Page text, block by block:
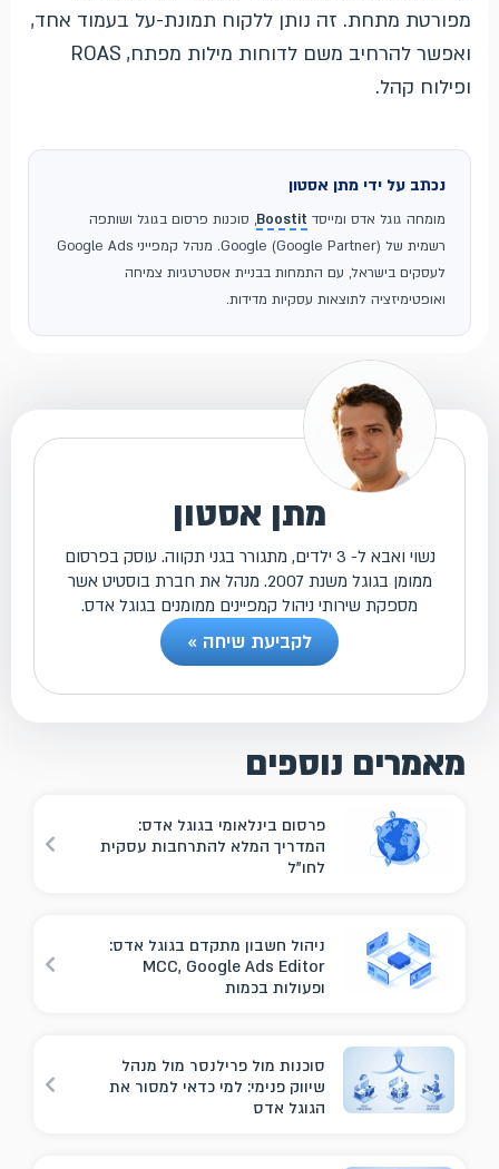
מפורטת מתחת. זה נותן ללקוח תמונת-על בעמוד אחד,
ואפשר להרחיב משם לדוחות מילות מפתח, ROAS
ופילוח קהל.
נכתב על ידי מתן אסטון
מומחה גוגל אדס ומייסד Boostit, סוכנות פרסום בגוגל ושותפה
רשמית של Google (Google Partner). מנהל קמפייני Google Ads
לעסקים בישראל, עם התמחות בבניית אסטרטגיות צמיחה
ואופטימיזציה לתוצאות עסקיות מדידות.
מתן אסטון
נשוי ואבא ל- 3 ילדים, מתגורר בגני תקווה. עוסק בפרסום
ממומן בגוגל משנת 2007. מנהל את חברת בוסטיט אשר
מספקת שירותי ניהול קמפיינים ממומנים בגוגל אדס.
לקביעת שיחה »
מאמרים נוספים
פרסום בינלאומי בגוגל אדס:
המדריך המלא להתרחבות עסקית
לחו"ל
ניהול חשבון מתקדם בגוגל אדס:
MCC, Google Ads Editor
ופעולות בכמות
סוכנות מול פרילנסר מול מנהל
שיווק פנימי: למי כדאי למסור את
הגוגל אדס